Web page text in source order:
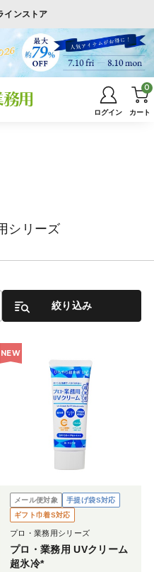
インストア
ログイン カート
0
シリーズ
絞り込み
NEW
メール便対象
手提げ袋S対応
ギフト巾着S対応
プロ・業務用シリーズ
プロ・業務用 UVクリーム
超氷冷*